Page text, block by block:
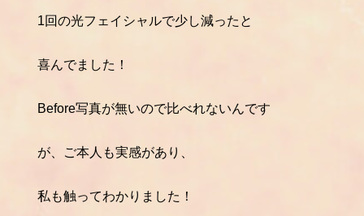
1回の光フェイシャルで少し減ったと
喜んでました！
Before写真が無いので比べれないんです
が、ご本人も実感があり、
私も触ってわかりました！